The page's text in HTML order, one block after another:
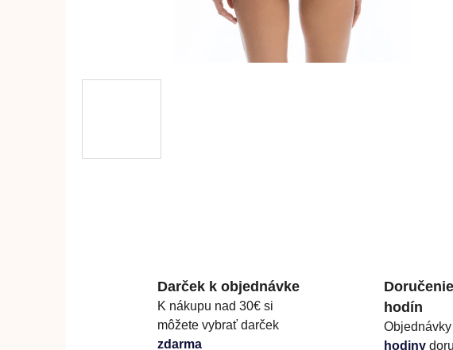
Darček k objednávke
K nákupu nad 30€ si
môžete vybrať darček
zdarma
hodín
hodiny